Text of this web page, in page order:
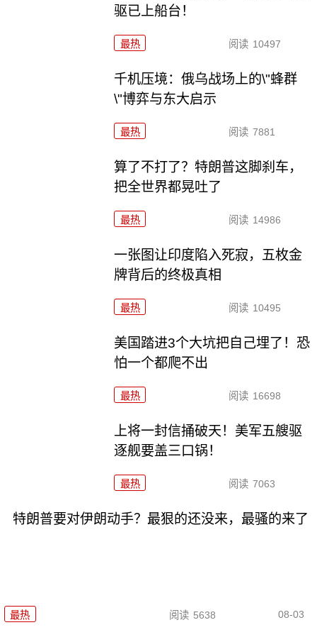
驱已上船台！
最热 阅读 10497
千机压境：俄乌战场上的\"蜂群
\"博弈与东大启示
最热 阅读 7881
算了不打了？特朗普这脚刹车，
把全世界都晃吐了
最热 阅读 14986
一张图让印度陷入死寂，五枚金
牌背后的终极真相
最热 阅读 10495
美国踏进3个大坑把自己埋了！恐
怕一个都爬不出
最热 阅读 16698
上将一封信捅破天！美军五艘驱
逐舰要盖三口锅！
最热 阅读 7063
特朗普要对伊朗动手？最狠的还没来，最骚的来了
最热 阅读 5638 08-03